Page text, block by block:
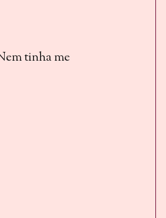
tinha me